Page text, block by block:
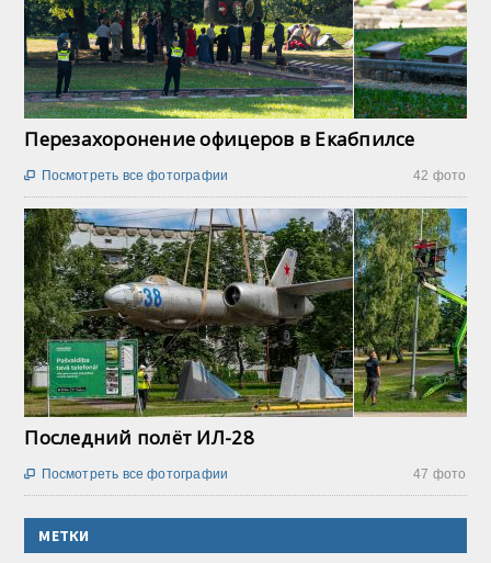
Перезахоронение офицеров в Екабпилсе
42 фото
 Посмотреть все фотографии
Последний полёт ИЛ-28
47 фото
 Посмотреть все фотографии
МЕТКИ